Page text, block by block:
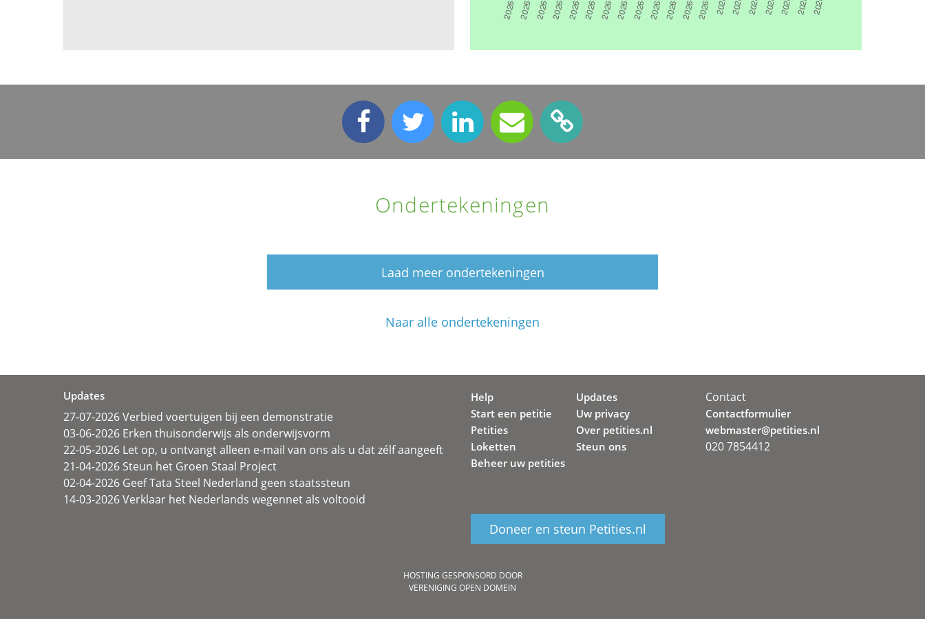
Ondertekeningen
Laad meer ondertekeningen
Naar alle ondertekeningen
Updates
27-07-2026 Verbied voertuigen bij een demonstratie
03-06-2026 Erken thuisonderwijs als onderwijsvorm
22-05-2026 Let op, u ontvangt alleen e-mail van ons als u dat zélf aangeeft
21-04-2026 Steun het Groen Staal Project
02-04-2026 Geef Tata Steel Nederland geen staatssteun
14-03-2026 Verklaar het Nederlands wegennet als voltooid
Help
Start een petitie
Petities
Loketten
Beheer uw petities
Updates
Uw privacy
Over petities.nl
Steun ons
Doneer en steun Petities.nl
Contact
Contactformulier
webmaster@petities.nl
020 7854412
HOSTING GESPONSORD DOOR
VERENIGING OPEN DOMEIN